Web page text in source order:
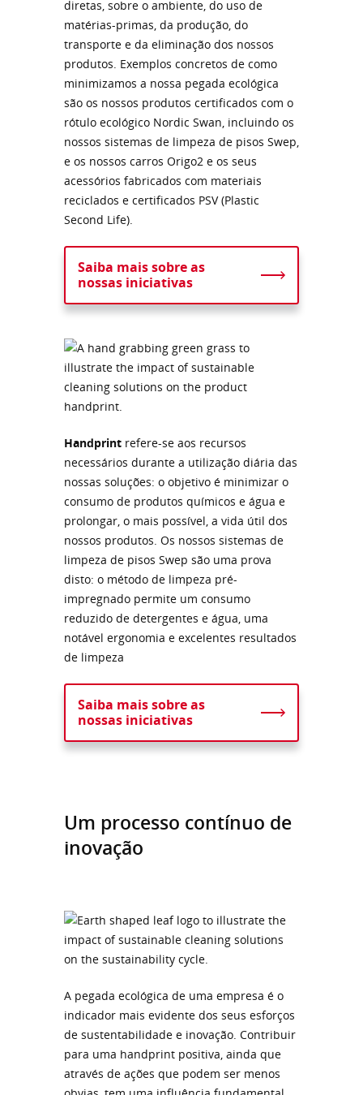
diretas, sobre o ambiente, do uso de
matérias-primas, da produção, do
transporte e da eliminação dos nossos
produtos. Exemplos concretos de como
minimizamos a nossa pegada ecológica
são os nossos produtos certificados com o
rótulo ecológico Nordic Swan, incluindo os
nossos sistemas de limpeza de pisos Swep,
e os nossos carros Origo2 e os seus
acessórios fabricados com materiais
reciclados e certificados PSV (Plastic
Second Life).
Saiba mais sobre as
nossas iniciativas
Handprint refere-se aos recursos
necessários durante a utilização diária das
nossas soluções: o objetivo é minimizar o
consumo de produtos químicos e água e
prolongar, o mais possível, a vida útil dos
nossos produtos. Os nossos sistemas de
limpeza de pisos Swep são uma prova
disto: o método de limpeza pré-
impregnado permite um consumo
reduzido de detergentes e água, uma
notável ergonomia e excelentes resultados
de limpeza
Saiba mais sobre as
nossas iniciativas
Um processo contínuo de
inovação
A pegada ecológica de uma empresa é o
indicador mais evidente dos seus esforços
de sustentabilidade e inovação. Contribuir
para uma handprint positiva, ainda que
através de ações que podem ser menos